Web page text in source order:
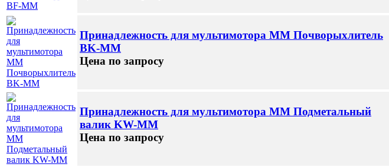
Принадлежность для мультимотора ММ Почворыхлитель
BK-ММ
Цена по запросу
Принадлежность для мультимотора ММ Подметальный
валик KW-ММ
Цена по запросу